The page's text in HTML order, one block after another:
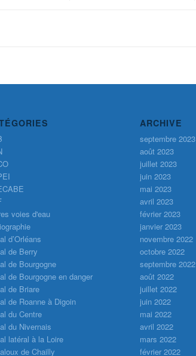
voies d'eau
d’Orléans
de Berry
de Bourgogne
de Bourgogne en danger
de Briare
de Roanne à Digoin
du Centre
du Nivernais
latéral à la Loire
de Chailly
ARCHIVE
septembre 2023
août 2023
juillet 2023
juin 2023
mai 2023
avril 2023
février 2023
janvier 2023
novembre 2022
octobre 2022
septembre 2022
août 2022
juillet 2022
juin 2022
mai 2022
avril 2022
mars 2022
février 2022